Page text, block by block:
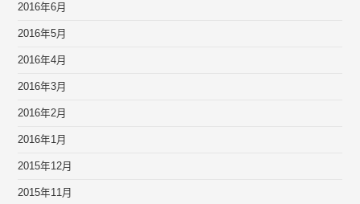
2016年6月
2016年5月
2016年4月
2016年3月
2016年2月
2016年1月
2015年12月
2015年11月